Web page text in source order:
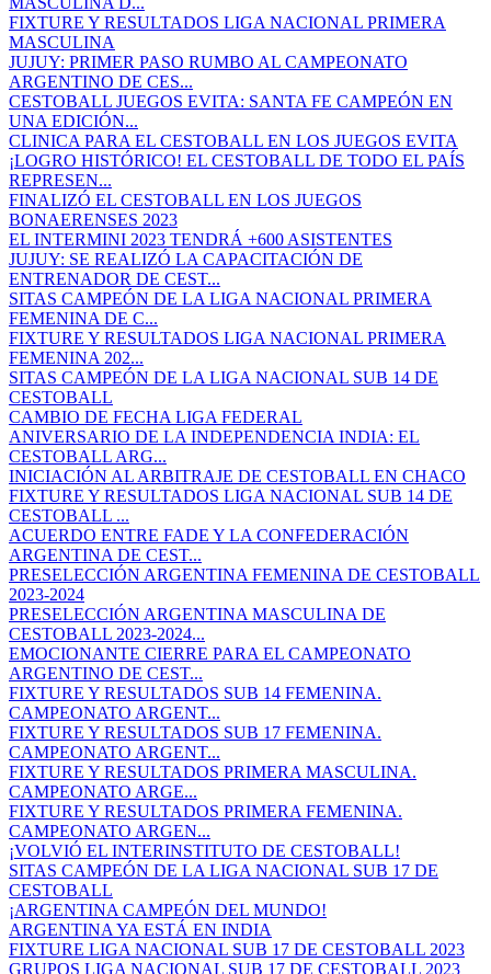
FIXTURE Y RESULTADOS LIGA NACIONAL PRIMERA
MASCULINA
JUJUY: PRIMER PASO RUMBO AL CAMPEONATO
ARGENTINO DE CES...
CESTOBALL JUEGOS EVITA: SANTA FE CAMPEÓN EN
UNA EDICIÓN...
CLINICA PARA EL CESTOBALL EN LOS JUEGOS EVITA
¡LOGRO HISTÓRICO! EL CESTOBALL DE TODO EL PAÍS
REPRESEN...
FINALIZÓ EL CESTOBALL EN LOS JUEGOS
BONAERENSES 2023
EL INTERMINI 2023 TENDRÁ +600 ASISTENTES
JUJUY: SE REALIZÓ LA CAPACITACIÓN DE
ENTRENADOR DE CEST...
SITAS CAMPEÓN DE LA LIGA NACIONAL PRIMERA
FEMENINA DE C...
FIXTURE Y RESULTADOS LIGA NACIONAL PRIMERA
FEMENINA 202...
SITAS CAMPEÓN DE LA LIGA NACIONAL SUB 14 DE
CESTOBALL
CAMBIO DE FECHA LIGA FEDERAL
ANIVERSARIO DE LA INDEPENDENCIA INDIA: EL
CESTOBALL ARG...
INICIACIÓN AL ARBITRAJE DE CESTOBALL EN CHACO
FIXTURE Y RESULTADOS LIGA NACIONAL SUB 14 DE
CESTOBALL ...
ACUERDO ENTRE FADE Y LA CONFEDERACIÓN
ARGENTINA DE CEST...
PRESELECCIÓN ARGENTINA FEMENINA DE CESTOBALL
2023-2024
PRESELECCIÓN ARGENTINA MASCULINA DE
CESTOBALL 2023-2024...
EMOCIONANTE CIERRE PARA EL CAMPEONATO
ARGENTINO DE CEST...
FIXTURE Y RESULTADOS SUB 14 FEMENINA.
CAMPEONATO ARGENT...
FIXTURE Y RESULTADOS SUB 17 FEMENINA.
CAMPEONATO ARGENT...
FIXTURE Y RESULTADOS PRIMERA MASCULINA.
CAMPEONATO ARGE...
FIXTURE Y RESULTADOS PRIMERA FEMENINA.
CAMPEONATO ARGEN...
¡VOLVIÓ EL INTERINSTITUTO DE CESTOBALL!
SITAS CAMPEÓN DE LA LIGA NACIONAL SUB 17 DE
CESTOBALL
¡ARGENTINA CAMPEÓN DEL MUNDO!
ARGENTINA YA ESTÁ EN INDIA
FIXTURE LIGA NACIONAL SUB 17 DE CESTOBALL 2023
GRUPOS LIGA NACIONAL SUB 17 DE CESTOBALL 2023